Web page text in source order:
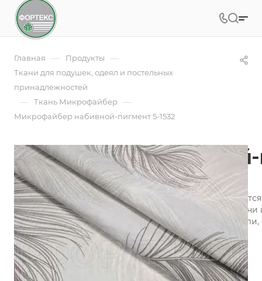
Главная — Продукты —
Ткани для подушек, одеял и постельных
принадлежностей
— Ткань Микрофайбер —
Микрофайбер набивной-пигмент 5-1532
Микрофайбер
Арт.5BJ-1532
Микрофайбер (микрофибра) набивной
технология обеспечивает воздухопроницаемость
микрофибры «контролируют» микроклимат на
сохраняя одновременно тепло и свежесть.
Подробности